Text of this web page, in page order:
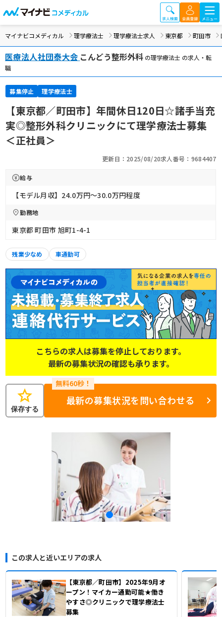
マイナビコメディカル 理学療法士 理学療法士求人 東京都 町田市
医療法人社団泰大会 こんどう整形外科 の理学療法士 の求人・転
職
募集停止 理学療法士
【東京都／町田市】年間休日120日☆諸手当充
実◎整形外科クリニックにて理学療法士募集
＜正社員＞
更新日：2025/08/20求人番号：9684407
給与
【モデル月収】24.0万円〜30.0万円程度
勤務地
東京都 町田市 旭町1-4-1
残業少なめ 車通勤可
こちらの求人は募集を停止しております。
最新の募集状況の確認も承ります。
star
保存する
最新の募集状況を問い合わせる
この求人と近いエリアの求人
【東京都／町田市】2025年9月オ
ープン！マイカー通勤可能★働き
やすさ◎クリニックで理学療法士
募集